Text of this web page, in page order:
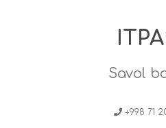
Savol
+998 71